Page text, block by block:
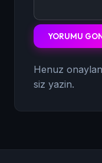
YORUMU
Henuz
siz yazin.